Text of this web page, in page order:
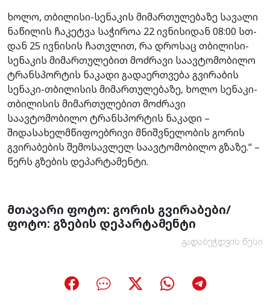
ხოლო, თბილისი-სენაკის მიმართულებაზე სავალი
ნაწილის ჩაკეტვა საჭიროა 22 ივნისიდან 08:00 სთ-
დან 25 ივნისის ჩათვლით, რა დროსაც თბილისი-
სენაკის მიმართულებით მოძრავი საავტომობილო
ტრანსპორტის ნაკადი გადაერთვება გვირაბის
სენაკი-თბილისის მიმართულებაზე, ხოლო სენაკი-
თბილისის მიმართულებით მოძრავი
საავტომობილო ტრანსპორტის ნაკადი –
შიდასახელმწიფოებრივი მნიშვნელობის გორის
გვირაბების შემოსავლელ საავტომობილო გზაზე.“ –
წერს გზების დეპარტამენტი.
მთავარი ფოტო: გორის გვირაბები/
ფოტო: გზების დეპარტამენტი
გადაბეჭდვის წესი